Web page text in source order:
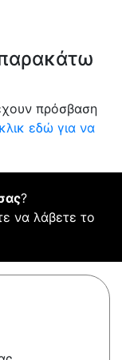
πρόσβαση
εδώ για να
?
να λάβετε το